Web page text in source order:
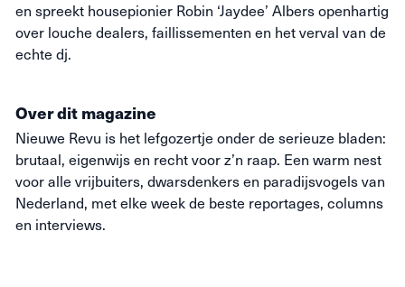
en spreekt housepionier Robin ‘Jaydee’ Albers openhartig
over louche dealers, faillissementen en het verval van de
echte dj.
Over dit magazine
Nieuwe Revu is het lefgozertje onder de serieuze bladen:
brutaal, eigenwijs en recht voor z’n raap. Een warm nest
voor alle vrijbuiters, dwarsdenkers en paradijsvogels van
Nederland, met elke week de beste reportages, columns
en interviews.